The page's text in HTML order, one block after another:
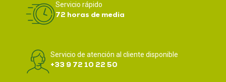
Servicio rápido
72 horas de media
Servicio de atención al cliente disponible
+33 9 72 10 22 50